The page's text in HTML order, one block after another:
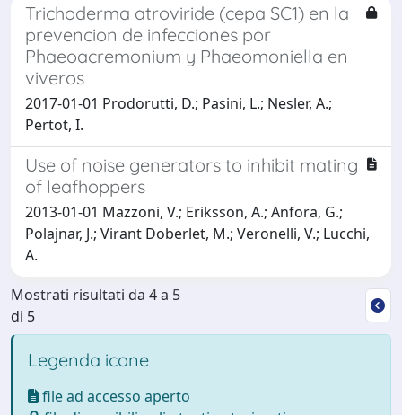
Trichoderma atroviride (cepa SC1) en la
prevencion de infecciones por
Phaeoacremonium y Phaeomoniella en
viveros
2017-01-01 Prodorutti, D.; Pasini, L.; Nesler, A.;
Pertot, I.
Use of noise generators to inhibit mating
of leafhoppers
2013-01-01 Mazzoni, V.; Eriksson, A.; Anfora, G.;
Polajnar, J.; Virant Doberlet, M.; Veronelli, V.; Lucchi,
A.
Mostrati risultati da 4 a 5
di 5
Legenda icone
file ad accesso aperto